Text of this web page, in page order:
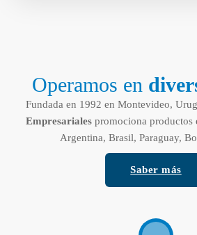
Operamos en
Fundada en 1992 en Montevideo,
Empresarialespromociona productos
Argentina, Brasil, Paraguay,
Saber más